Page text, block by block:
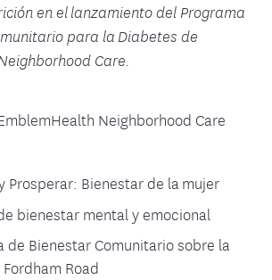
en el lanzamiento del Programa
para la Diabetes de
Care.
Neighborhood Care
Prosperar: Bienestar de la mujer
bienestar mental y emocional
de Bienestar Comunitario sobre la
Road